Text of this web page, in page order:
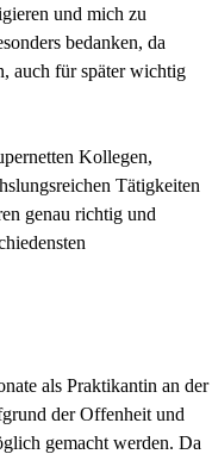
und mich zu
bedanken, da
auch für später wichtig
Kollegen,
Tätigkeiten
genau richtig und
als Praktikantin an der
der Offenheit und
gemacht werden. Da